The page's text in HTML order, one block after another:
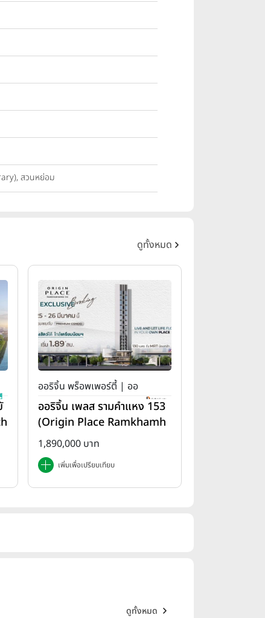
สวนหย่อม
ดูทั้งหมด
ออริจิ้น พร็อพเพอร์ตี้ | ออ
ริจิ้น เพลส
ออริจิ้น เพลส รามคำแหง 153
(Origin Place Ramkhamh
aeng 153)
1,890,000 บาท
เพิ่มเพื่อเปรียบเทียบ
ดูทั้งหมด